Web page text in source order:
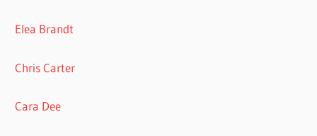
Elea Brandt
Chris Carter
Cara Dee